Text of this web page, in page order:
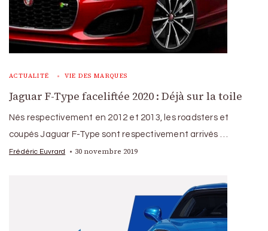
ACTUALITÉ VIE DES MARQUES
Jaguar F-Type faceliftée 2020 : Déjà sur la toile
Nés respectivement en 2012 et 2013, les roadsters et
coupés Jaguar F-Type sont respectivement arrivés …
Frédéric Euvrard 30 novembre 2019